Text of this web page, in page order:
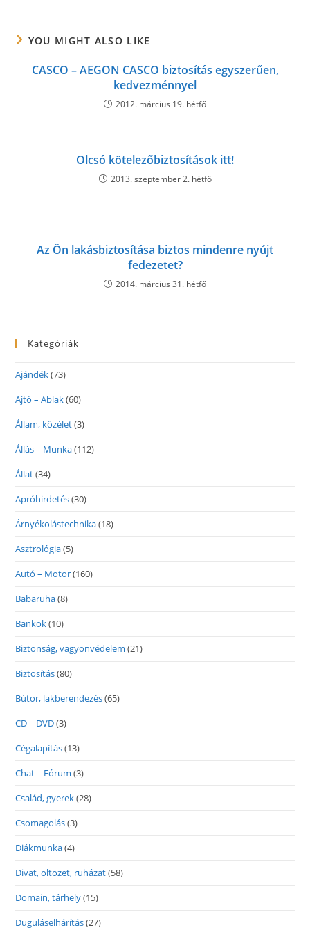
YOU MIGHT ALSO LIKE
CASCO – AEGON CASCO biztosítás egyszerűen,
kedvezménnyel
2012. március 19. hétfő
Olcsó kötelezőbiztosítások itt!
2013. szeptember 2. hétfő
Az Ön lakásbiztosítása biztos mindenre nyújt
fedezetet?
2014. március 31. hétfő
Kategóriák
Ajándék(73)
Ajtó – Ablak(60)
Állam, közélet(3)
Állás – Munka(112)
Állat(34)
Apróhirdetés(30)
Árnyékolástechnika(18)
Asztrológia(5)
Autó – Motor(160)
Babaruha(8)
Bankok(10)
Biztonság, vagyonvédelem (21)
Biztosítás(80)
Bútor, lakberendezés(65)
CD – DVD(3)
Cégalapítás(13)
Chat – Fórum (3)
Család, gyerek(28)
Csomagolás(3)
Diákmunka(4)
Divat, öltözet, ruházat(58)
Domain, tárhely(15)
Duguláselhárítás(27)